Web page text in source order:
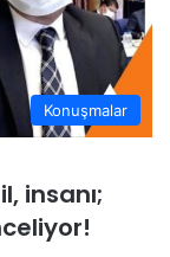
Konuşmalar
insanı;